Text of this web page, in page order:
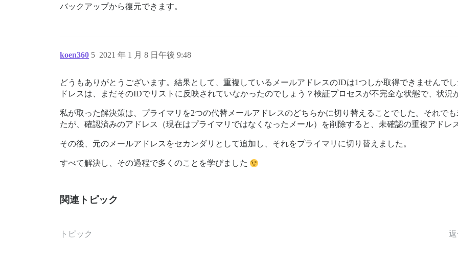
バックアップから復元できます。
koen360 2021 年 1 月 8 日午後 9:48
5
どうもありがとうございます。結果として、重複しているメールアドレスのIDは1つしか取得できませんで
ドレスは、まだそのIDでリストに反映されていなかったのでしょう？検証プロセスが不完全な状態で、状
私が取った解決策は、プライマリを2つの代替メールアドレスのどちらかに切り替えることでした。それで
たが、確認済みのアドレス（現在はプライマリではなくなったメール）を削除すると、未確認の重複アドレ
その後、元のメールアドレスをセカンダリとして追加し、それをプライマリに切り替えました。
すべて解決し、その過程で多くのことを学びました
関連トピック
トピック